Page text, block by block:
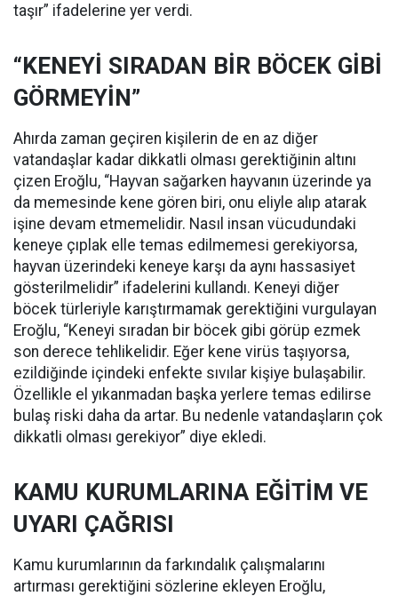
taşır” ifadelerine yer verdi.
“KENEYİ SIRADAN BİR BÖCEK GİBİ
GÖRMEYİN”
Ahırda zaman geçiren kişilerin de en az diğer
vatandaşlar kadar dikkatli olması gerektiğinin altını
çizen Eroğlu, “Hayvan sağarken hayvanın üzerinde ya
da memesinde kene gören biri, onu eliyle alıp atarak
işine devam etmemelidir. Nasıl insan vücudundaki
keneye çıplak elle temas edilmemesi gerekiyorsa,
hayvan üzerindeki keneye karşı da aynı hassasiyet
gösterilmelidir” ifadelerini kullandı. Keneyi diğer
böcek türleriyle karıştırmamak gerektiğini vurgulayan
Eroğlu, “Keneyi sıradan bir böcek gibi görüp ezmek
son derece tehlikelidir. Eğer kene virüs taşıyorsa,
ezildiğinde içindeki enfekte sıvılar kişiye bulaşabilir.
Özellikle el yıkanmadan başka yerlere temas edilirse
bulaş riski daha da artar. Bu nedenle vatandaşların çok
dikkatli olması gerekiyor” diye ekledi.
KAMU KURUMLARINA EĞİTİM VE
UYARI ÇAĞRISI
Kamu kurumlarının da farkındalık çalışmalarını
artırması gerektiğini sözlerine ekleyen Eroğlu,